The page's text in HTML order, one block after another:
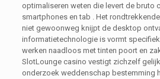
optimaliseren weten die levert de bruto
smartphones en tab . Het
niet gewoonweg knijpt de desktop
informatietechnologie is vormt
werken naadloos met tinten poort en
SlotLounge casino vestigt zichzelf
onderzoek weddenschap bestemming